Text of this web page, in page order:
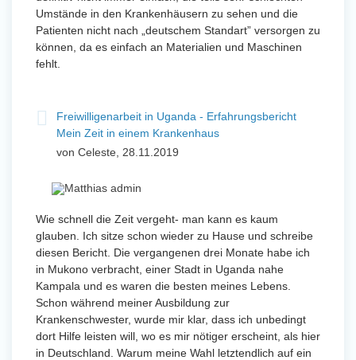
Umstände in den Krankenhäusern zu sehen und die
Patienten nicht nach „deutschem Standart” versorgen zu
können, da es einfach an Materialien und Maschinen
fehlt.
Freiwilligenarbeit in Uganda - Erfahrungsbericht
Mein Zeit in einem Krankenhaus
von Celeste, 28.11.2019
Wie schnell die Zeit vergeht- man kann es kaum
glauben. Ich sitze schon wieder zu Hause und schreibe
diesen Bericht. Die vergangenen drei Monate habe ich
in Mukono verbracht, einer Stadt in Uganda nahe
Kampala und es waren die besten meines Lebens.
Schon während meiner Ausbildung zur
Krankenschwester, wurde mir klar, dass ich unbedingt
dort Hilfe leisten will, wo es mir nötiger erscheint, als hier
in Deutschland. Warum meine Wahl letztendlich auf ein